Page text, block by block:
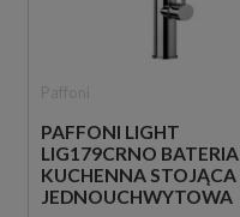
PAFFONI LIGHT
LIG179CRNO BATERIA
KUCHENNA STOJĄCA
JEDNOUCHWYTOWA